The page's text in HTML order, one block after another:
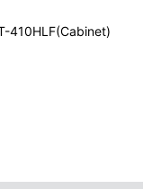
410HLF(Cabinet)